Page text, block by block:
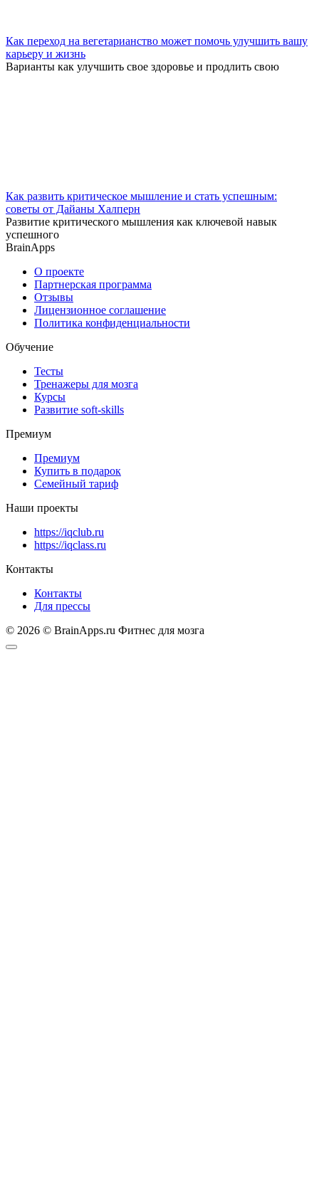
Как переход на вегетарианство может помочь улучшить вашу
карьеру и жизнь
Варианты как улучшить свое здоровье и продлить свою
Как развить критическое мышление и стать успешным:
советы от Дайаны Халперн
Развитие критического мышления как ключевой навык
успешного
BrainApps
О проекте
Партнерская программа
Отзывы
Лицензионное соглашение
Политика конфиденциальности
Обучение
Тесты
Тренажеры для мозга
Курсы
Развитие soft-skills
Премиум
Премиум
Купить в подарок
Семейный тариф
Наши проекты
https://iqclub.ru
https://iqclass.ru
Контакты
Контакты
Для прессы
© 2026 © BrainApps.ru Фитнес для мозга